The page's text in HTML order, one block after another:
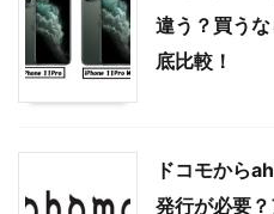
違う？買う
底比較！
ドコモから
発行が必要